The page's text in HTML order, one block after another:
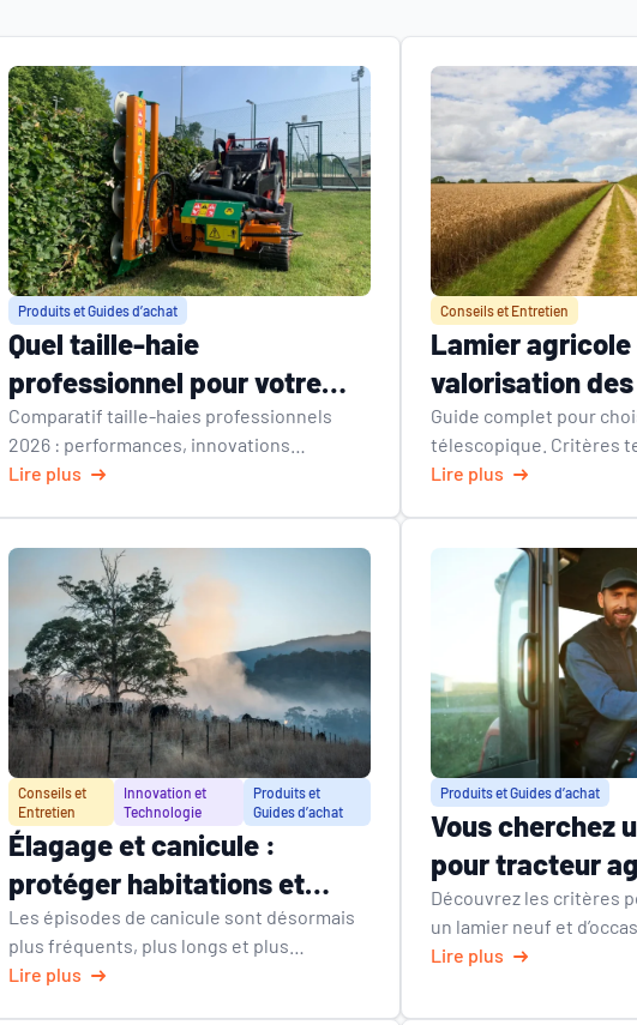
Produits et Guides d’achat
Quel taille-haie
professionnel pour votre
activité ? Notre comparatif
:
Comparatif taille-haies professionnels
2026 : performances, innovations
écologiques et guide entretien. Gamme
Lire plus
Conseils et Entretien
Lamier
valorisation
coupe :
compte
Guide complet pour
télescopique. Critères
innovations écologiques
Lire plus
Conseils et
Entretien
Innovation et
Technologie
Produits et
Guides d’achat
Élagage et canicule :
protéger habitations et
personnes des incendies
Les épisodes de canicule sont désormais
plus fréquents, plus longs et plus
intenses. En Charente-Maritime comme
Lire plus
Produits et Guides d’achat
Vous cherchez
pour tracteur
Découvrez
d’achat et
Découvrez les critères
un lamier neuf et
complet avec
Coup’Eco.
Lire plus